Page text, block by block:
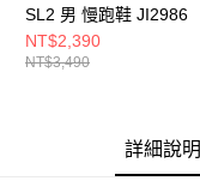
SL2 男 慢跑鞋 JI2986
NT$2,390
NT$3,490
詳細說明